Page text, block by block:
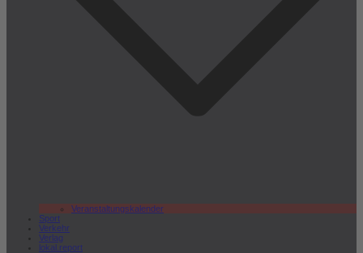
Veranstaltungskalender
Sport
Verkehr
Verlag
lokal.report